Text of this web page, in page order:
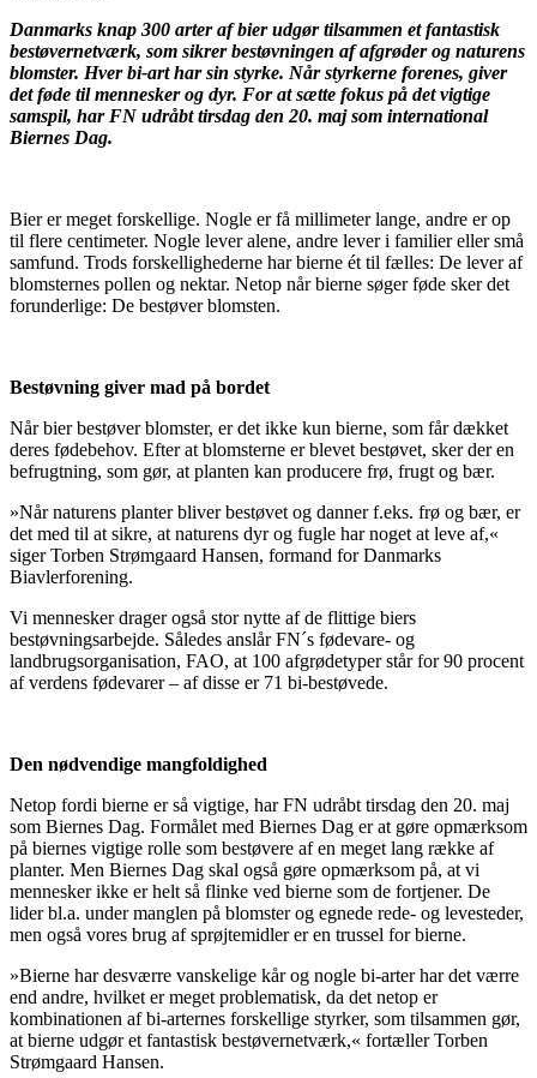
Danmarks knap 300 arter af bier udgør tilsammen et fantastisk
bestøvernetværk, som sikrer bestøvningen af afgrøder og naturens
blomster. Hver bi-art har sin styrke. Når styrkerne forenes, giver
det føde til mennesker og dyr. For at sætte fokus på det vigtige
samspil, har FN udråbt tirsdag den 20. maj som international
Biernes Dag.
Bier er meget forskellige. Nogle er få millimeter lange, andre er op
til flere centimeter. Nogle lever alene, andre lever i familier eller små
samfund. Trods forskellighederne har bierne ét til fælles: De lever af
blomsternes pollen og nektar. Netop når bierne søger føde sker det
forunderlige: De bestøver blomsten.
Bestøvning giver mad på bordet
Når bier bestøver blomster, er det ikke kun bierne, som får dækket
deres fødebehov. Efter at blomsterne er blevet bestøvet, sker der en
befrugtning, som gør, at planten kan producere frø, frugt og bær.
»Når naturens planter bliver bestøvet og danner f.eks. frø og bær, er
det med til at sikre, at naturens dyr og fugle har noget at leve af,«
siger Torben Strømgaard Hansen, formand for Danmarks
Biavlerforening.
Vi mennesker drager også stor nytte af de flittige biers
bestøvningsarbejde. Således anslår FN´s fødevare- og
landbrugsorganisation, FAO, at 100 afgrødetyper står for 90 procent
af verdens fødevarer – af disse er 71 bi-bestøvede.
Den nødvendige mangfoldighed
Netop fordi bierne er så vigtige, har FN udråbt tirsdag den 20. maj
som Biernes Dag. Formålet med Biernes Dag er at gøre opmærksom
på biernes vigtige rolle som bestøvere af en meget lang række af
planter. Men Biernes Dag skal også gøre opmærksom på, at vi
mennesker ikke er helt så flinke ved bierne som de fortjener. De
lider bl.a. under manglen på blomster og egnede rede- og levesteder,
men også vores brug af sprøjtemidler er en trussel for bierne.
»Bierne har desværre vanskelige kår og nogle bi-arter har det værre
end andre, hvilket er meget problematisk, da det netop er
kombinationen af bi-arternes forskellige styrker, som tilsammen gør,
at bierne udgør et fantastisk bestøvernetværk,« fortæller Torben
Strømgaard Hansen.